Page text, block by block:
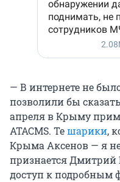
— В интернете не
позволили бы
апреля в Крыму
ATACMS. Тешарики,
Крыма Аксенов — я
признается Дмитрий
доступ к подробным